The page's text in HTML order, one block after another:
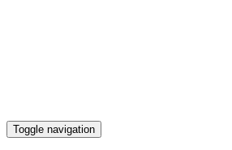
Toggle navigation